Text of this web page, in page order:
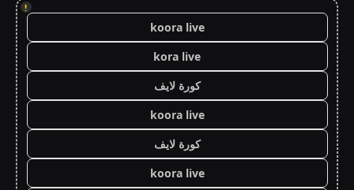
!
koora live
kora live
كورة لايف
koora live
كورة لايف
koora live